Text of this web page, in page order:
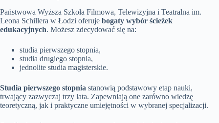
Państwowa Wyższa Szkoła Filmowa, Telewizyjna i Teatralna im.
Leona Schillera w Łodzi oferuje bogaty wybór ścieżek
edukacyjnych. Możesz zdecydować się na:
studia pierwszego stopnia,
studia drugiego stopnia,
jednolite studia magisterskie.
Studia pierwszego stopnia stanowią podstawowy etap nauki,
trwający zazwyczaj trzy lata. Zapewniają one zarówno wiedzę
teoretyczną, jak i praktyczne umiejętności w wybranej specjalizacji.